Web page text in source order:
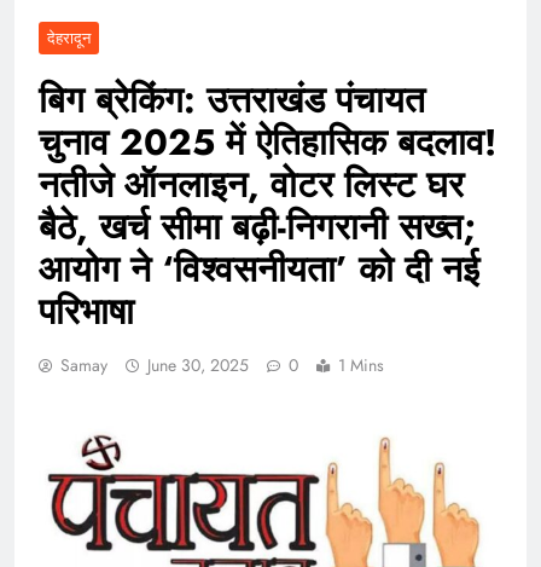
देहरादून
बिग ब्रेकिंग: उत्तराखंड पंचायत
चुनाव 2025 में ऐतिहासिक बदलाव!
नतीजे ऑनलाइन, वोटर लिस्ट घर
बैठे, खर्च सीमा बढ़ी-निगरानी सख्त;
आयोग ने ‘विश्वसनीयता’ को दी नई
परिभाषा
Samay June 30, 2025 0 1 Mins